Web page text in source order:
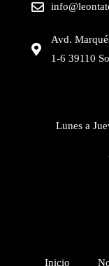
Avd.
1-6 39110
Lunes a
Inicio